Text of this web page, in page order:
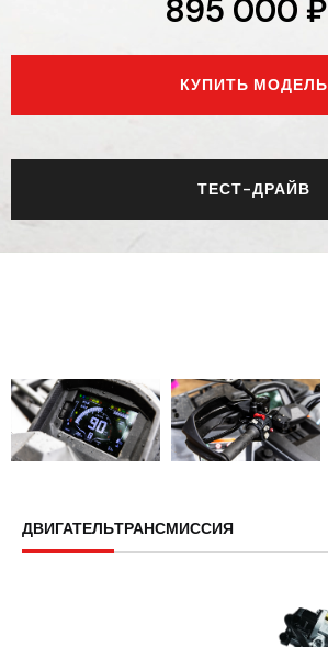
895 000 ₽
КУПИТЬ МОДЕЛЬ
ТЕСТ-ДРАЙВ
ДВИГАТЕЛЬТРАНСМИССИЯ